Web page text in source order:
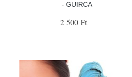
- GUIRCA
2 500 Ft